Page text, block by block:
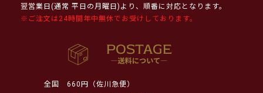
翌営業日(通常 平日の月曜日)より、順番に対応となります。
※ご注文は24時間年中無休でお受けしております。
全国
660円（佐川急便）